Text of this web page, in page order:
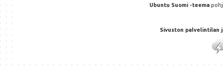
Ubuntu Suomi -teema
Sivuston palvelintilan